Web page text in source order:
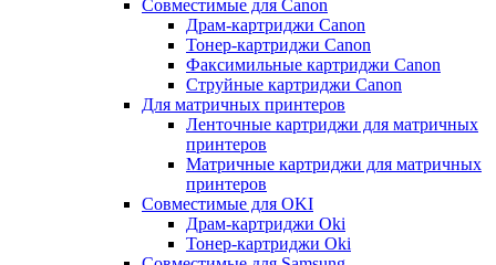
Совместимые для Canon
Драм-картриджи Canon
Тонер-картриджи Canon
Факсимильные картриджи Canon
Струйные картриджи Canon
Для матричных принтеров
Ленточные картриджи для матричных
принтеров
Матричные картриджи для матричных
принтеров
Совместимые для OKI
Драм-картриджи Oki
Тонер-картриджи Oki